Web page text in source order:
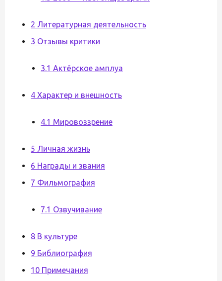
2 Литературная деятельность
3 Отзывы критики
3.1 Актёрское амплуа
4 Характер и внешность
4.1 Мировоззрение
5 Личная жизнь
6 Награды и звания
7 Фильмография
7.1 Озвучивание
8 В культуре
9 Библиография
10 Примечания